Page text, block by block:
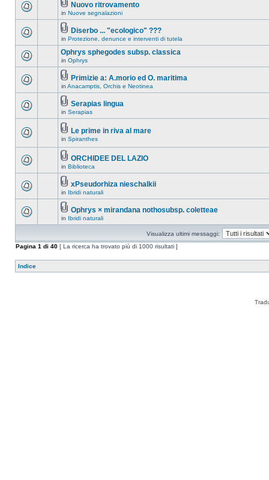
Nuovo ritrovamento
in Nuove segnalazioni
Diserbo ... "ecologico" ???
in Protezione, denunce e interventi di tutela
Ophrys sphegodes subsp. classica
in Ophrys
Primizie a: A.morio ed O. maritima
in Anacamptis, Orchis e Neotinea
Serapias lingua
in Serapias
Le prime in riva al mare
in Spiranthes
ORCHIDEE DEL LAZIO
in Biblioteca
xPseudorhiza nieschalkii
in Ibridi naturali
Ophrys × mirandana nothosubsp. coletteae
in Ibridi naturali
Visualizza ultimi messaggi:
Pagina 1 di 40 [ La ricerca ha trovato più di 1000 risultati ]
Indice